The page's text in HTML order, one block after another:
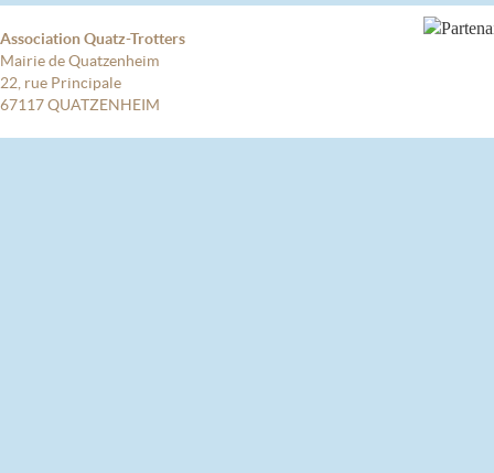
Association Quatz-Trotters
Mairie de Quatzenheim
22, rue Principale
67117 QUATZENHEIM